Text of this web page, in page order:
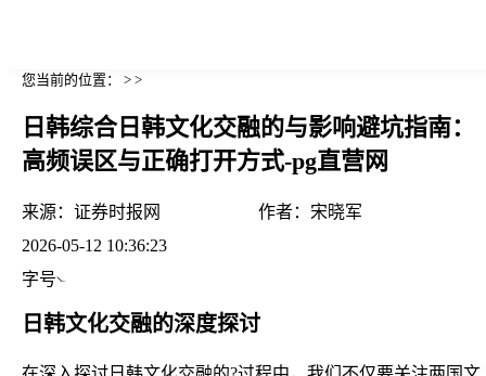
您当前的位置： > >
日韩综合日韩文化交融的与影响避坑指南：
高频误区与正确打开方式-pg直营网
来源： 证券时报网 作者： 宋晓军
2026-05-12 10:36:23
字号
日韩文化交融的深度探讨